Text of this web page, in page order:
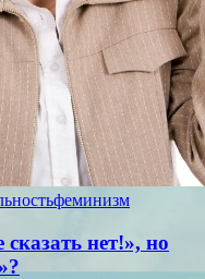
феминизм
нет!», но